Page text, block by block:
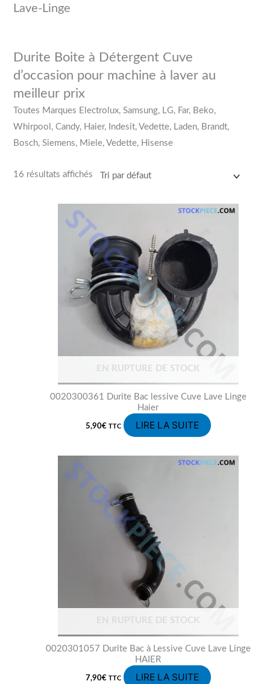
Lave-Linge
Durite Boite à Détergent Cuve
d’occasion pour machine à laver au
meilleur prix
Toutes Marques Electrolux, Samsung, LG, Far, Beko,
Whirpool, Candy, Haier, Indesit, Vedette, Laden, Brandt,
Bosch, Siemens, Miele, Vedette, Hisense
16 résultats affichés
EN RUPTURE DE STOCK
0020300361 Durite Bac lessive Cuve Lave Linge
Haier
5,90€ TTC LIRE LA SUITE
EN RUPTURE DE STOCK
0020301057 Durite Bac à Lessive Cuve Lave Linge
HAIER
7,90€ TTC LIRE LA SUITE